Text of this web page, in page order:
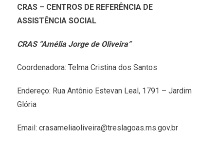
CRAS – CENTROS DE REFERÊNCIA DE
ASSISTÊNCIA SOCIAL
CRAS “Amélia Jorge de Oliveira”
Coordenadora: Telma Cristina dos Santos
Endereço: Rua Antônio Estevan Leal, 1791 – Jardim
Glória
Email: crasameliaoliveira@treslagoas.ms.gov.br